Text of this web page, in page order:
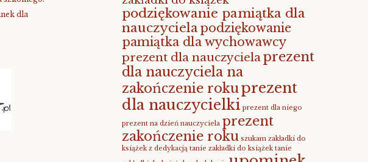
dla
podziękowanie pamiątka dla
nauczycielapodziękowanie
pamiątka dla wychowawcy
prezent dla nauczyciela prezent
dla nauczyciela na
zakończenie rokuprezent
dla nauczycielki prezent dla niego
prezent na dzień nauczyciela prezent
zakończenie roku szukam zakładki do
książek z dedykacją tanie zakładki do książek tanie